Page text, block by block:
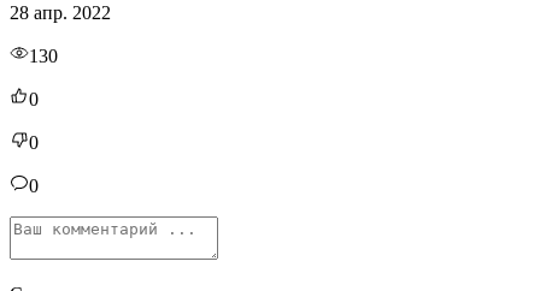
28 апр. 2022
130
0
0
0